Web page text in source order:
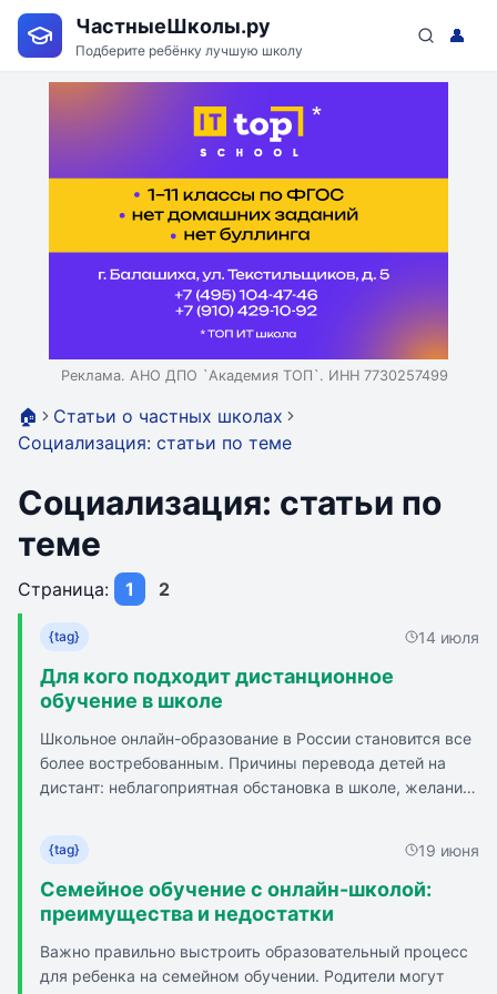
ЧастныеШколы.ру
Подберите ребёнку лучшую школу
👤
Реклама. АНО ДПО `Академия ТОП`. ИНН 7730257499
🏠
Статьи о частных школах
Социализация: статьи по теме
Социализация: статьи по
теме
Страница: 1 2
{tag} 14 июля
Для кого подходит дистанционное
обучение в школе
Школьное онлайн-образование в России становится все
более востребованным. Причины перевода детей на
дистант: неблагоприятная обстановка в школе, желание
подходит не всем, может вызывать недостаток
самодисциплины и потерю мотивации. Число родителей,
выбирающих альтернативные образовательные
форматы, стабильно увеличивается. Рынок предлагает
обязательного минимума до углубленного изучения
отдельных предметов. Выбор онлайн-школы зависит от
{tag} 19 июня
Семейное обучение с онлайн-школой:
преимущества и недостатки
Важно правильно выстроить образовательный процесс
для ребенка на семейном обучении. Родители могут